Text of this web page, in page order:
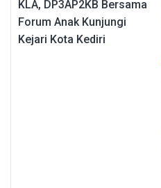
KLA, DP3AP2KB Bersama
Forum Anak Kunjungi
Kejari Kota Kediri